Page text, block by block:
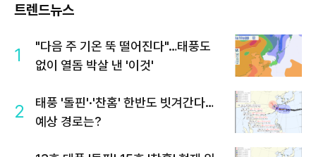
트렌드뉴스
1
"다음 주 기온 뚝 떨어진다"…태풍도
없이 열돔 박살 낸 '이것'
2
태풍 '돌핀'·'찬홈' 한반도 빗겨간다…
예상 경로는?